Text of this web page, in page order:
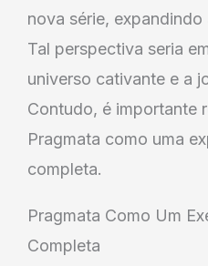
nova série,
Tal perspectiva seria
universo cativante e a
Contudo, é importante
Pragmata como uma
completa.
Pragmata Como Um
Completa